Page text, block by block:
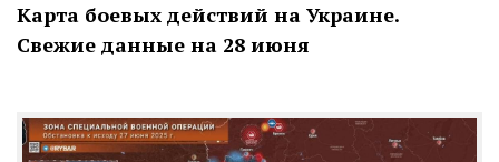
Карта боевых действий на Украине.
Свежие данные на 28 июня